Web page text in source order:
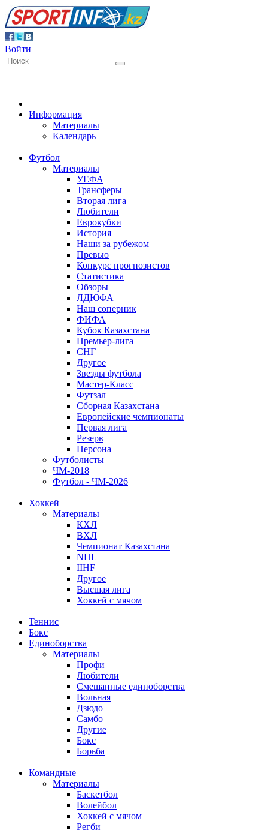
Войти
Информация
Материалы
Календарь
Футбол
Материалы
УЕФА
Трансферы
Вторая лига
Любители
Еврокубки
История
Наши за рубежом
Превью
Конкурс прогнозистов
Статистика
Обзоры
ЛДЮФА
Наш соперник
ФИФА
Кубок Казахстана
Премьер-лига
СНГ
Другое
Звезды футбола
Мастер-Класс
Футзал
Сборная Казахстана
Европейские чемпионаты
Первая лига
Резерв
Персона
Футболисты
ЧМ-2018
Футбол - ЧМ-2026
Хоккей
Материалы
КХЛ
ВХЛ
Чемпионат Казахстана
NHL
IIHF
Другое
Высшая лига
Хоккей с мячом
Теннис
Бокс
Единоборства
Материалы
Профи
Любители
Смешанные единоборства
Вольная
Дзюдо
Самбо
Другие
Бокс
Борьба
Командные
Материалы
Баскетбол
Волейбол
Хоккей с мячом
Регби